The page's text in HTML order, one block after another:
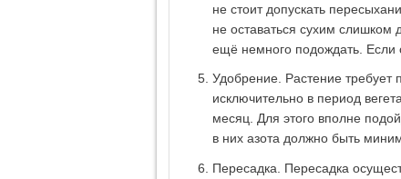
не стоит допускать
не оставаться сухим слишком
ещё немного подождать. Если
Удобрение. Растение требует
исключительно в период
месяц. Для этого вполне
в них азота должно быть
Пересадка. Пересадка